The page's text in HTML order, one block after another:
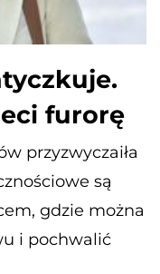
furorę
przyzwyczaiła
są
gdzie można
i pochwalić